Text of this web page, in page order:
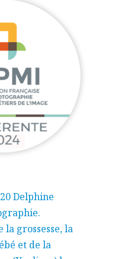
Delphine
la grossesse, la
et de la